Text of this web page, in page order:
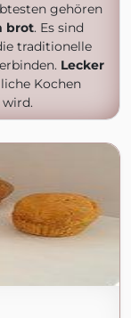
gehören
brot. Es sind
traditionelle
Lecker
Kochen